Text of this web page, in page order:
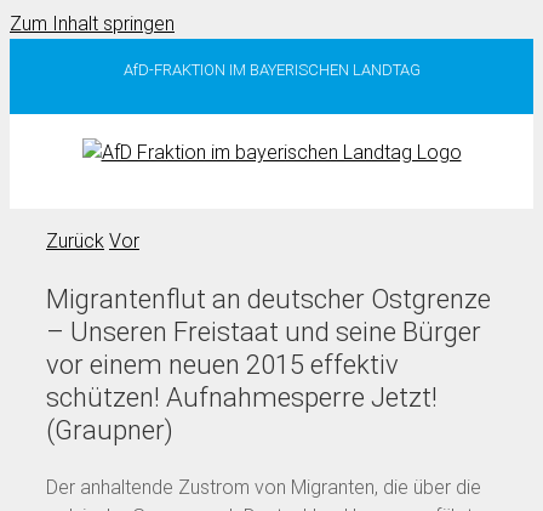
Zum Inhalt springen
AfD-FRAKTION IM BAYERISCHEN LANDTAG
Zurück Vor
Migrantenflut an deutscher Ostgrenze
– Unseren Freistaat und seine Bürger
vor einem neuen 2015 effektiv
schützen! Aufnahmesperre Jetzt!
(Graupner)
Der anhaltende Zustrom von Migranten, die über die